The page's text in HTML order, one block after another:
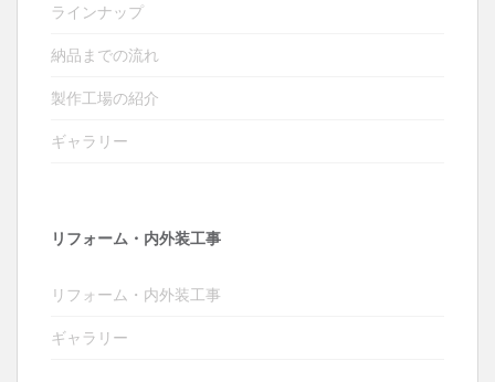
ラインナップ
納品までの流れ
製作工場の紹介
ギャラリー
リフォーム・内外装工事
リフォーム・内外装工事
ギャラリー